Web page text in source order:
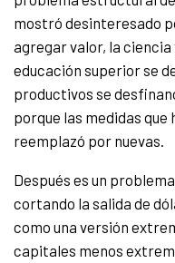
mostró desinteresado
agregar valor, la
educación superior se
productivos se
porque las medidas que
reemplazó por nuevas.
Después es un
cortando la salida de
como una versión
capitales menos